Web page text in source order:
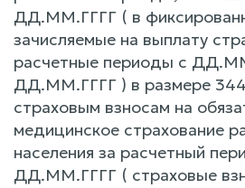
ДД.ММ.ГГГГ ( в
зачисляемые на выплату
расчетные периоды с
ДД.ММ.ГГГГ ) в размере
страховым взносам на
медицинское страхование
населения за расчетный
ДД.ММ.ГГГГ ( страховые